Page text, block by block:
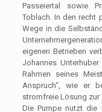
Passeiertal sowie
Toblach. In den recht
Wege in die
eigenen Betrieben
Johannes
Rahmen seines
Anspruch“, wie er
stromfreie Lösung zur
Die Pumpe nutzt die